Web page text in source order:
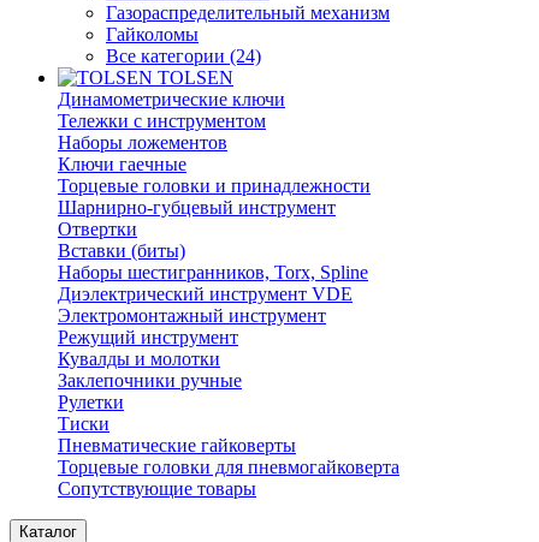
Газораспределительный механизм
Гайколомы
Все категории (24)
TOLSEN
Динамометрические ключи
Тележки с инструментом
Наборы ложементов
Ключи гаечные
Торцевые головки и принадлежности
Шарнирно-губцевый инструмент
Отвертки
Вставки (биты)
Наборы шестигранников, Torx, Spline
Диэлектрический инструмент VDE
Электромонтажный инструмент
Режущий инструмент
Кувалды и молотки
Заклепочники ручные
Рулетки
Тиски
Пневматические гайковерты
Торцевые головки для пневмогайковерта
Сопутствующие товары
Каталог